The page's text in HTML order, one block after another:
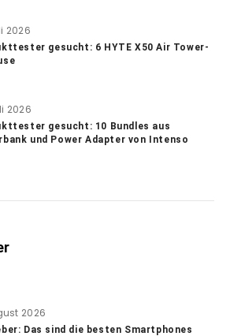
2026
gesucht: 6 HYTE X50 Air Tower-
2026
gesucht: 10 Bundles aus
und Power Adapter von Intenso
2026
Das sind die besten Smartphones